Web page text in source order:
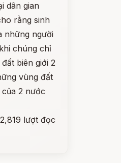
dân gian
rằng sinh
những người
chúng chỉ
biên giới 2
vùng đất
2 nước
2,819 lượt đọc